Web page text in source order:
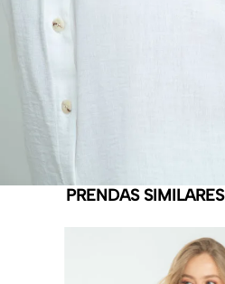
PRENDAS SIMILARES